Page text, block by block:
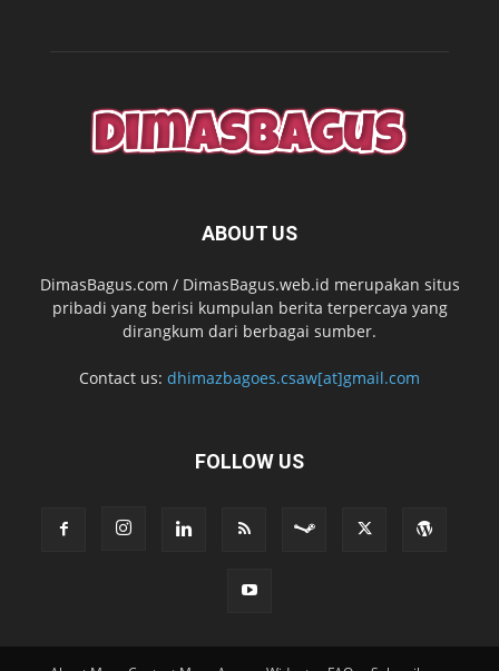
ABOUT US
DimasBagus.com / DimasBagus.web.id merupakan situs
pribadi yang berisi kumpulan berita terpercaya yang
dirangkum dari berbagai sumber.
Contact us: dhimazbagoes.csaw[at]gmail.com
FOLLOW US